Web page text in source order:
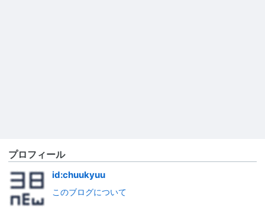
プロフィール
id:chuukyuu
このブログについて